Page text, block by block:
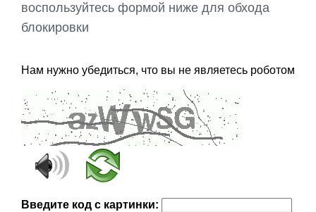
воспользуйтесь формой ниже для обхода
блокировки
Нам нужно убедиться, что вы не являетесь роботом
Введите код с картинки: